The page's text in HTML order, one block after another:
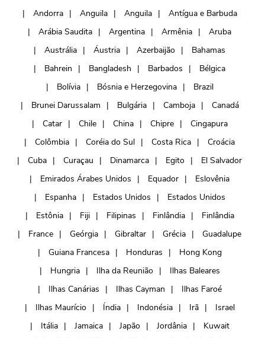
Andorra
Anguila Anguila
Antígua e Barbuda
Arábia Saudita
Argentina Armênia
Aruba
Austrália
Áustria Azerbaijão
Bahamas
Bahrein
Bangladesh Barbados
Bélgica
Bolívia
Bósnia e Herzegovina
Brazil
Brunei Darussalam
Bulgária Camboja
Canadá
Catar
Chile China Chipre
Cingapura
Colômbia
Coréia do Sul Costa Rica
Croácia
Cuba
Curaçau Dinamarca Egito
El Salvador
Emirados Árabes Unidos
Equador
Eslovênia
Espanha
Estados Unidos
Estados Unidos
Estônia
Fiji Filipinas Finlândia
Finlândia
France
Geórgia Gibraltar Grécia
Guadalupe
Guiana Francesa
Honduras
Hong Kong
Hungria
Ilha da Reunião
Ilhas Baleares
Ilhas Canárias
Ilhas Cayman
Ilhas Faroé
Ilhas Maurício
Índia Indonésia Irã
Israel
Itália
Jamaica Japão Jordânia
Kuwait